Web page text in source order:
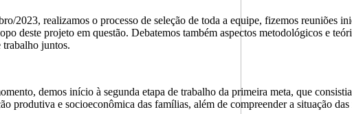
2023, realizamos o processo de seleção de toda a equipe, fizemos reuniões
deste projeto em questão. Debatemos também aspectos metodológicos e
trabalho juntos.
demos início à segunda etapa de trabalho da primeira meta, que
produtiva e socioeconômica das famílias, além de compreender a situação